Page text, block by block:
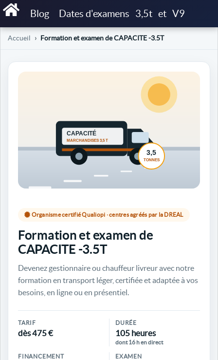
Blog Dates d'examens 3,5t et V9
Accueil Formation et examen de CAPACITE -3.5T
Organisme certifié Qualiopi · centres agréés par la DREAL
Formation et examen de
CAPACITE -3.5T
Devenez gestionnaire ou chauffeur livreur avec notre
formation en transport léger, certifiée et adaptée à vos
besoins, en ligne ou en présentiel.
TARIF
dès 475 €
DURÉE
105 heures
dont 16 h en direct
FINANCEMENT EXAMEN